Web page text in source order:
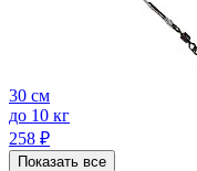
30 см
до 10 кг
258 ₽
Показать все